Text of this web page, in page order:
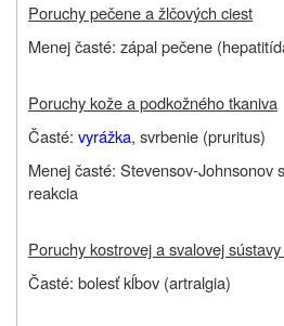
Poruchy pečene a žlčových ciest
Menej časté: zápal pečene
Poruchy kože a podkožného tkaniva
Časté: vyrážka, svrbenie (pruritus)
Menej časté: Stevensov-Johnsonov
reakcia
Poruchy kostrovej a svalovej
Časté: bolesť kĺbov (artralgia)